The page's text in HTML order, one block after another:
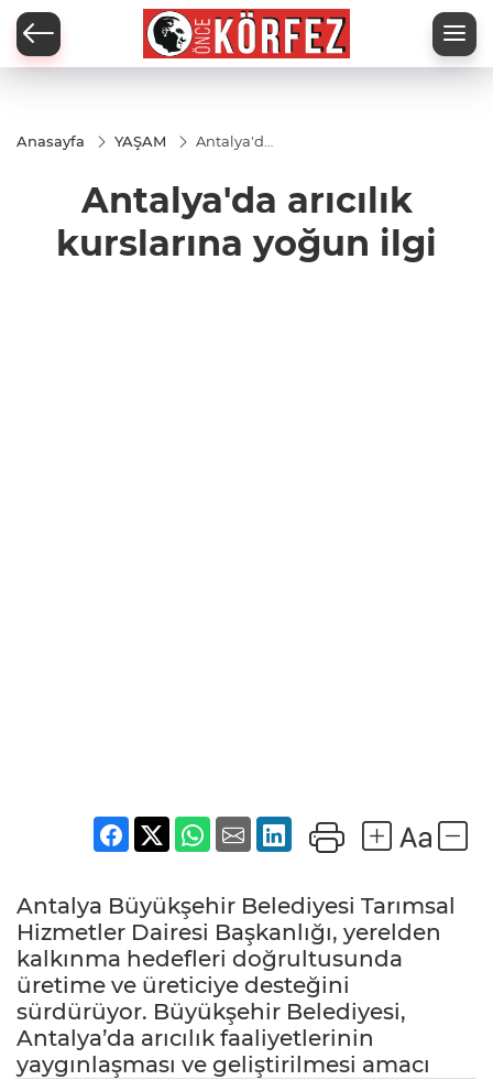
Anasayfa YAŞAM
Antalya'da
yoğun ilgi
Antalya'da arıcılık
kurslarına yoğun ilgi
Antalya Büyükşehir Belediyesi Tarımsal
Hizmetler Dairesi Başkanlığı, yerelden
kalkınma hedefleri doğrultusunda
üretime ve üreticiye desteğini
sürdürüyor. Büyükşehir Belediyesi,
Antalya’da arıcılık faaliyetlerinin
yaygınlaşması ve geliştirilmesi amacı